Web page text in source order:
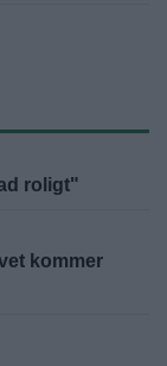
roligt"
kommer